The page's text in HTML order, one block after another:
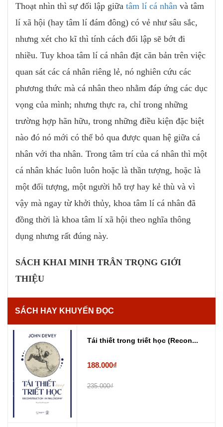
Thoạt nhìn thì sự đối lập giữa tâm lí cá nhân và tâm
lí xã hội (hay tâm lí đám đông) có vẻ như sâu sắc,
nhưng xét cho kĩ thì tính cách đối lập sẽ bớt đi
nhiều. Tuy khoa tâm lí cá nhân đặt căn bản trên việc
quan sát các cá nhân riêng lẻ, nó nghiên cứu các
phương thức mà cá nhân theo nhằm đáp ứng các dục
vọng của mình; nhưng thực ra, chỉ trong những
trường hợp hãn hữu, trong những điều kiện đặc biệt
nào đó nó mới có thể bỏ qua được quan hệ giữa cá
nhân với tha nhân. Trong tâm trí của cá nhân thì một
cá nhân khác luôn luôn hoặc là thần tượng, hoặc là
một đối tượng, một người hỗ trợ hay kẻ thù và vì
vậy mà ngay từ khởi thủy, khoa tâm lí cá nhân đã
đồng thời là khoa tâm lí xã hội theo nghĩa thông
dụng nhưng rất đúng này.
SÁCH KHAI MINH TRÂN TRỌNG GIỚI
THIỆU
SÁCH HAY KHUYẾN ĐỌC
Tái thiết trong triết học (Recon...
188.000₫
235.000₫